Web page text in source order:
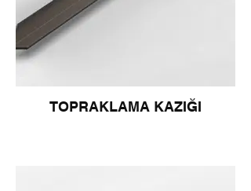
TOPRAKLAMA KAZIĞI